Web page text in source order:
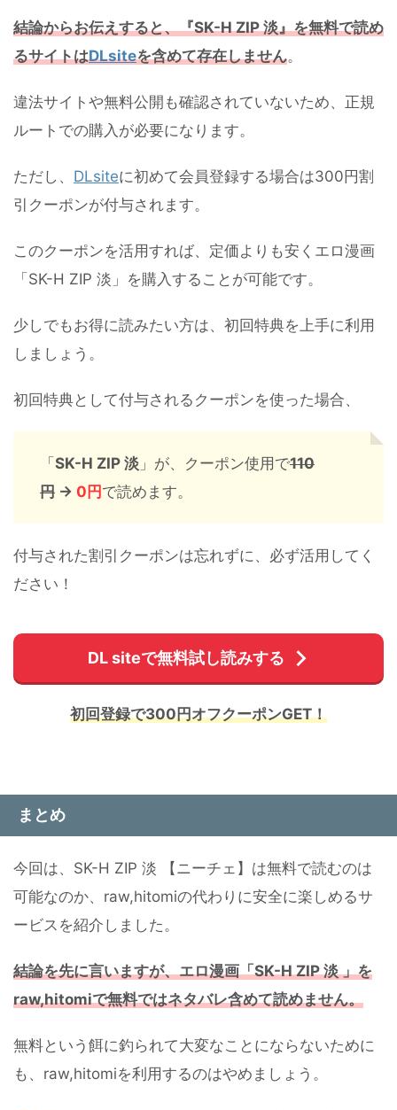
結論からお伝えすると、『SK-H ZIP 淡』を無料で読め
るサイトはDLsiteを含めて存在しません。
違法サイトや無料公開も確認されていないため、正規
ルートでの購入が必要になります。
ただし、 DLsiteに初めて会員登録する場合は300円割
引クーポンが付与されます。
このクーポンを活用すれば、定価よりも安くエロ漫画
「SK-H ZIP 淡」を購入することが可能です。
少しでもお得に読みたい方は、初回特典を上手に利用
しましょう。
初回特典として付与されるクーポンを使った場合、
「 SK-H ZIP 淡 」が、クーポン使用で110
円 → 0円 で読めます。
付与された割引クーポンは忘れずに、必ず活用してく
ださい！
DL siteで無料試し読みする
初回登録で300円オフクーポンGET！
まとめ
今回は、SK-H ZIP 淡 【ニーチェ】は無料で読むのは
可能なのか、raw,hitomiの代わりに安全に楽しめるサ
ービスを紹介しました。
結論を先に言いますが、エロ漫画「SK-H ZIP 淡 」を
raw,hitomiで無料ではネタバレ含めて読めません。
無料という餌に釣られて大変なことにならないために
も、raw,hitomiを利用するのはやめましょう。